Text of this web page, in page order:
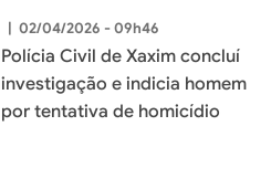
| 02/04/2026 - 09h46
Polícia Civil de Xaxim concluí
investigação e indicia homem
por tentativa de homicídio